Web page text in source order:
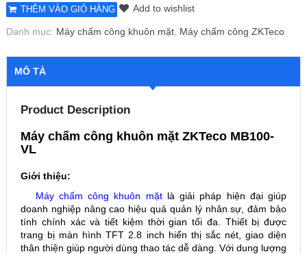
THÊM VÀO GIỎ HÀNG Add to wishlist
Danh mục: Máy chấm công khuôn mặt Máy chấm công ZKTeco
MÔ TẢ
Product Description
Máy chấm công khuôn mặt ZKTeco MB100-
VL
Giới thiệu:
Máy chấm công khuôn mặtlà giải pháp hiện đại giúp
doanh nghiệp nâng cao hiệu quả quản lý nhân sự, đảm bảo
tính chính xác và tiết kiệm thời gian tối đa. Thiết bị được
trang bị màn hình TFT 2.8 inch hiển thị sắc nét, giao diện
thân thiện giúp người dùng thao tác dễ dàng. Với dung lượng